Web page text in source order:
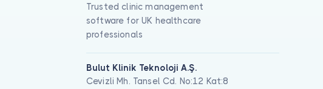
Trusted clinic management
software for UK healthcare
professionals
Bulut Klinik Teknoloji A.Ş.
Cevizli Mh. Tansel Cd. No:12 Kat:8